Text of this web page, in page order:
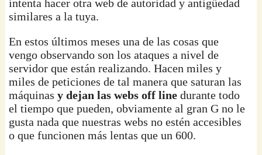
intenta hacer otra web de autoridad y antigüedad
similares a la tuya.
En estos últimos meses una de las cosas que
vengo observando son los ataques a nivel de
servidor que están realizando. Hacen miles y
miles de peticiones de tal manera que saturan las
máquinasy dejan las webs off line durante todo
el tiempo que pueden, obviamente al gran G no le
gusta nada que nuestras webs no estén accesibles
o que funcionen más lentas que un 600.